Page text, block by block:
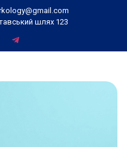
шлях 123